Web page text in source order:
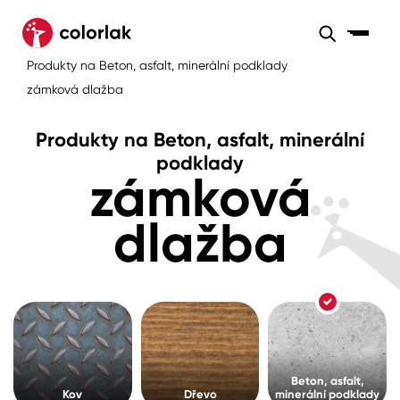
Maloobchod Velkoobchod Sortiment
systémy
Prodejny
Tónovací systémy
Úvod Aktuality
Kariéra Reference
Sortiment
Kov
Dřevo
Beton, asfalt, minerální podklady
Stěny
Fasády
Tónovací systémy
Colorlak Dekor
Colorlak Profi
Colorlak Pta
Sortiment
Produkty na Beton, asfalt, minerální podklady
zámková dlažba
Produkty na Beton, asfalt, minerální
podklady
zámková
dlažba
Kov Dřevo
Beton, asfalt,
minerální podklady